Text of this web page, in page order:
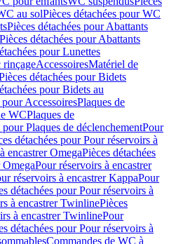
au solPièces détachées pour WC
Pièces détachées pour Abattants
Pièces détachées pour Abattants
pour Lunettes
rinçageAccessoiresMatériel de
détachées pour Bidets
pour Bidets au
pour AccessoiresPlaques de
WCPlaques de
pour Plaques de déclenchementPour
détachées pour Pour réservoirs à
encastrer OmegaPièces détachées
OmegaPour réservoirs à encastrer
réservoirs à encastrer KappaPour
détachées pour Pour réservoirs à
à encastrer TwinlinePièces
à encastrer TwinlinePour
détachées pour Pour réservoirs à
Commandes de WC à